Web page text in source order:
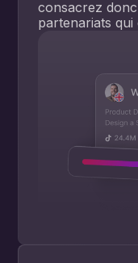
consacrez
partenariats qui